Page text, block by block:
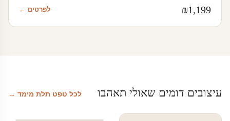
₪1,199 לפרטים ←
עיצובים דומים שאולי תאהבו לכל טפט תלת מימד →